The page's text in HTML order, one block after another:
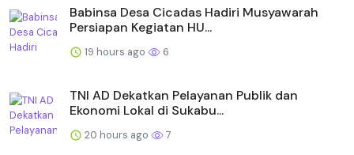
Babinsa Desa Cicadas Hadiri Musyawarah
Persiapan Kegiatan HU...
19 hours ago 6
TNI AD Dekatkan Pelayanan Publik dan
Ekonomi Lokal di Sukabu...
20 hours ago 7